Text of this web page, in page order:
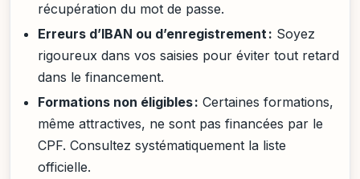
récupération du mot de passe.
Erreurs d’IBAN ou d’enregistrement : Soyez
rigoureux dans vos saisies pour éviter tout retard
dans le financement.
Formations non éligibles : Certaines formations,
même attractives, ne sont pas financées par le
CPF. Consultez systématiquement la liste
officielle.